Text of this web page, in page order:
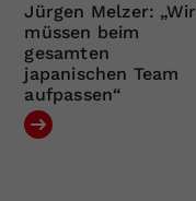
Jürgen Melzer: „Wir
müssen beim
gesamten
japanischen Team
aufpassen“